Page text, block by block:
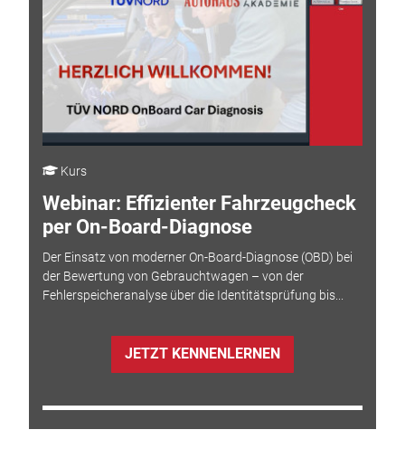
Kurs
Webinar: Effizienter Fahrzeugcheck
per On-Board-Diagnose
Der Einsatz von moderner On-Board-Diagnose (OBD) bei
der Bewertung von Gebrauchtwagen – von der
Fehlerspeicheranalyse über die Identitätsprüfung bis...
JETZT KENNENLERNEN